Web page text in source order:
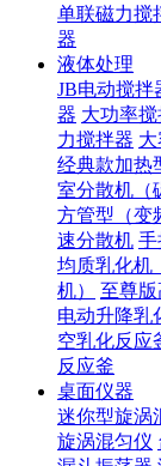
单联磁力搅
器
液体处理
JB电动搅拌
器 大功率
力搅拌器
经典款加热
室分散机（
方管型（变
速分散机 手
均质乳化机
机）
至尊
电动升降乳
空乳化反应
反应釜
桌面仪器
迷你型旋涡
旋涡混匀仪